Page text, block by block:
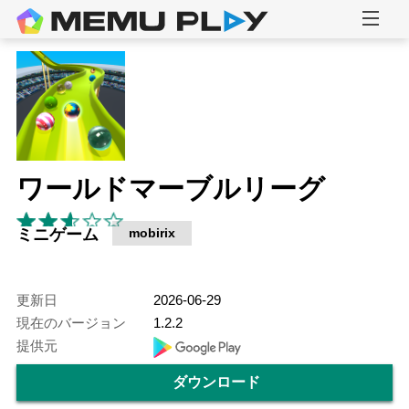
ワールドマーブルリーグ
ミニゲーム mobirix
更新日
2026-06-29
現在のバージョン
1.2.2
提供元
ダウンロード